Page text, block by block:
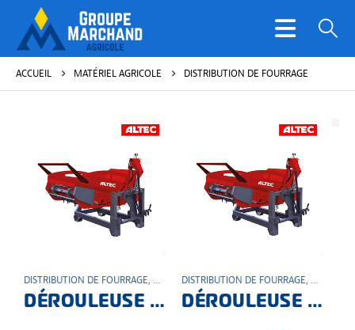
ACCUEIL MATÉRIEL AGRICOLE DISTRIBUTION DE FOURRAGE
DISTRIBUTION DE FOURRAGE, MATÉRIEL AGRICOLE
DÉROULEUSE PORTÉE DR180IM
DISTRIBUTION DE FOURRAGE,
DÉROULEUSE PORTÉE DR180I